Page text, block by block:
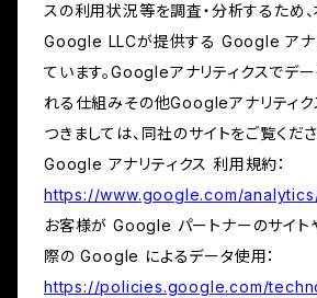
スの利用状況等を調査・分析するため
Google LLCが提供する Google アナ
ています。Googleアナリティクスでデ
れる仕組みその他Googleアナリティ
つきましては、同社のサイトをご覧くださ
Google アナリティクス 利用規約：
https://www.google.com/
お客様が Google パートナーのサイト
際の Google によるデータ使用：
https://policies.google.com/